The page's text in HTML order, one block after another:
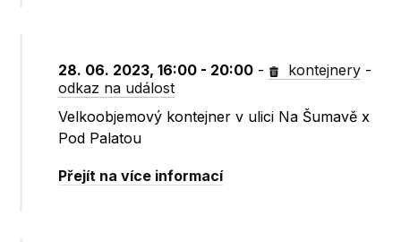
28. 06. 2023, 16:00 - 20:00 - kontejnery -
odkaz na událost
Velkoobjemový kontejner v ulici Na Šumavě x
Pod Palatou
Přejít na více informací